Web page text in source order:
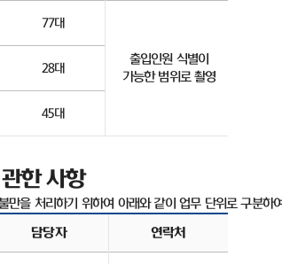
77대
출입인원 식별이
가능한 범위로 촬영
28대
45대
한 사항
만을 처리하기 위하여 아래와 같이 업무 단위로 구분하
담당자 연락처